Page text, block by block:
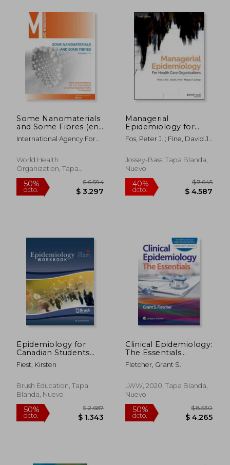
Some Nanomaterials
and Some Fibres (en
Inglés)
International Agency For
World Health
Organization, Tapa
Blanda, Nuevo
Managerial
Epidemiology for
Health Care
Organizations (en
Fos, Peter J. ; Fine, David J.
Jossey-Bass, Tapa Blanda,
Nuevo
Epidemiology for
Canadian Students
Workbook (en Inglés)
Fiest, Kirsten
Brush Education, Tapa
Blanda, Nuevo
Clinical Epidemiology:
The Essentials
(Lippincott Connect)
(en Inglés)
Fletcher, Grant S.
LWW, 2020, Tapa Blanda,
Nuevo